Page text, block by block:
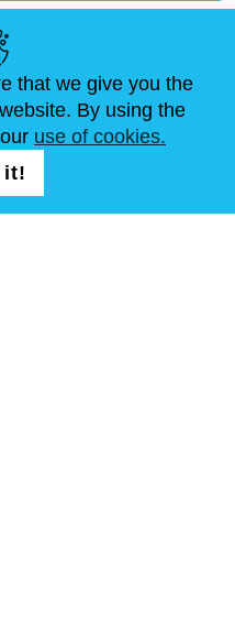
CONTACTER
that we give you the
By using the
use of cookies.
it!